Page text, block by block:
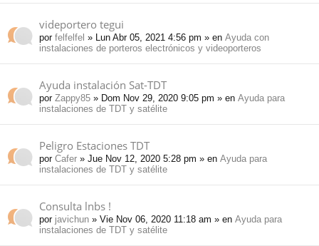
videportero tegui
por felfelfel » Lun Abr 05, 2021 4:56 pm » en Ayuda con
instalaciones de porteros electrónicos y videoporteros
Ayuda instalación Sat-TDT
por Zappy85 » Dom Nov 29, 2020 9:05 pm » en Ayuda para
instalaciones de TDT y satélite
Peligro Estaciones TDT
por Cafer » Jue Nov 12, 2020 5:28 pm » en Ayuda para
instalaciones de TDT y satélite
Consulta lnbs !
por javichun » Vie Nov 06, 2020 11:18 am » en Ayuda para
instalaciones de TDT y satélite